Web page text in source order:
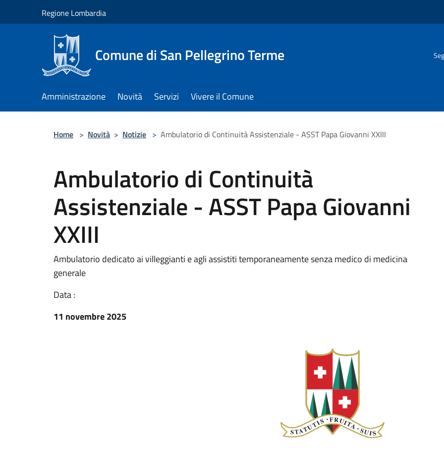
Regione Lombardia
Comune di San Pellegrino Terme
Amministrazione Novità Servizi Vivere il Comune
Home > Novità > Notizie > Ambulatorio di Continuità Assistenziale - ASST Papa Giovanni XXIII
Ambulatorio di Continuità
Assistenziale - ASST Papa Giovanni
XXIII
Ambulatorio dedicato ai villeggianti e agli assistiti temporaneamente senza medico di medicina
generale
Data :
11 novembre 2025